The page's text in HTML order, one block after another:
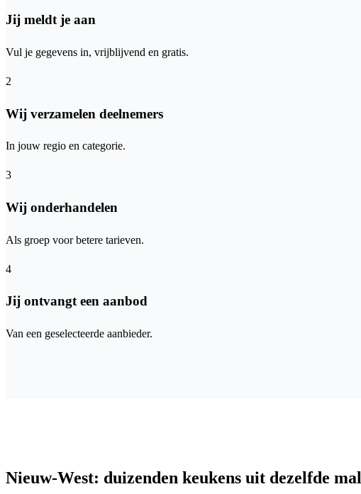
Jij meldt je aan
Vul je gegevens in, vrijblijvend en gratis.
2
Wij verzamelen deelnemers
In jouw regio en categorie.
3
Wij onderhandelen
Als groep voor betere tarieven.
4
Jij ontvangt een aanbod
Van een geselecteerde aanbieder.
Nieuw-West: duizenden keukens uit dezelfde mal